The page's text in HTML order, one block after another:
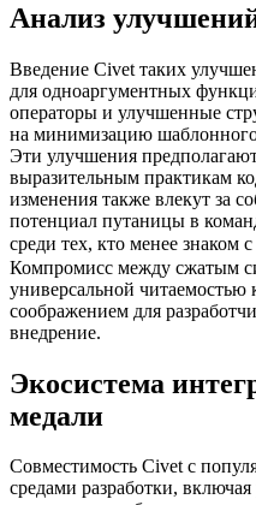
понимания полного
разработчиков и динамику
Анализ
Введение Civet таких
для одноаргументных
операторы и улучшенные
на минимизацию
Эти улучшения
выразительным практикам
изменения также влекут за
потенциал путаницы в
среди тех, кто менее знаком
Компромисс между сжатым
соображением для
внедрение.
медали